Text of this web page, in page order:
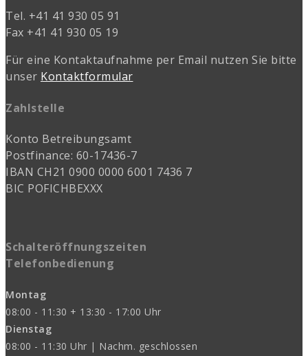
Tel. +41 41 930 05 91
Fax +41 41 930 05 19
Für eine Kontaktaufnahme per Email nutzen Sie bitte
unser Kontaktformular
Zahlstelle
Konto Betreibungsamt
Postfinance: 60-17436-7
IBAN CH21 0900 0000 6001 7436 7
BIC POFICHBEXXX
Schalteröffnungszeiten
Telefonbedienung
Montag
08:00 - 11:30 + 13:30 - 17:00 Uhr
Dienstag
08:00 - 11:30 Uhr | Nachm. geschlossen